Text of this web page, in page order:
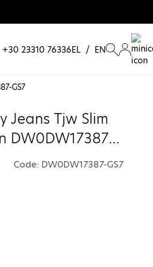
+30 23310 76336EL / EN
GS7
Jeans Tjw Slim
DW0DW17387-
Code: DW0DW17387-GS7